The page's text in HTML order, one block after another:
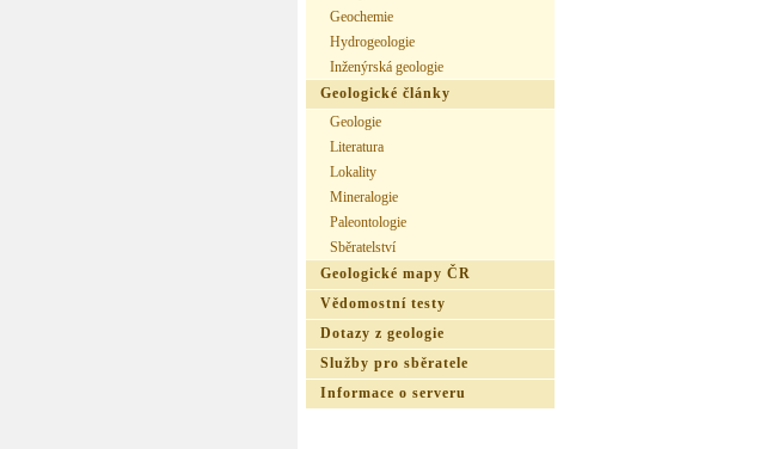
Geochemie
Hydrogeologie
Inženýrská geologie
Geologické články
Geologie
Literatura
Lokality
Mineralogie
Paleontologie
Sběratelství
Geologické mapy ČR
Vědomostní testy
Dotazy z geologie
Služby pro sběratele
Informace o serveru